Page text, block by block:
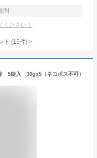
問
ださい！
ト (15件) >
5錠入 30gx5（ネコポス不可）